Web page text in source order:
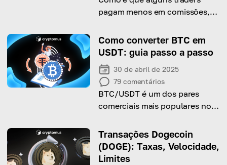
pagam menos em comissões,
Vamos analisar a diferença
entre taxas de maker e taker.
Como converter BTC em
USDT: guia passo a passo
30 de abril de 2025
79 comentários
BTC/USDT é um dos pares
comerciais mais populares no
isso funcionará para você?
Transações Dogecoin
(DOGE): Taxas, Velocidade,
Limites